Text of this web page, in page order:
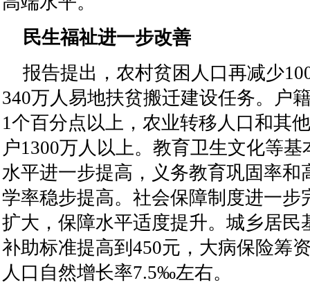
民生福祉进一步改善
报告提出，农村贫困人口再减少
340万人易地扶贫搬迁建设任务。户
1个百分点以上，农业转移人口和其
户1300万人以上。教育卫生文化等
水平进一步提高，义务教育巩固率和
学率稳步提高。社会保障制度进一步
扩大，保障水平适度提升。城乡居民
补助标准提高到450元，大病保险筹
人口自然增长率7.5‰左右。